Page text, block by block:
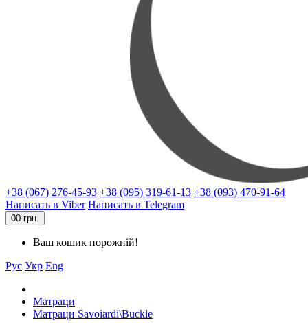
+38 (067) 276-45-93 +38 (095) 319-61-13 +38 (093) 470-91-64
Написать в Viber Написать в Telegram
00 грн.
Ваш кошик порожній!
Рус Укр Eng
Матраци
Матраци Savoiardi\Buckle